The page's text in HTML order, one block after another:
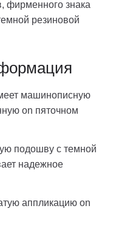
фирменного знака
резиновой
машинописную
on пяточном
подошву с темной
надежное
аппликацию on